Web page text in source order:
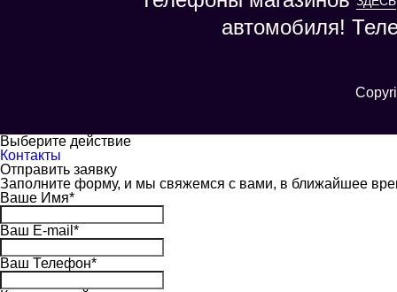
автомобиля!
Выберите действие
Контакты
Отправить заявку
Заполните форму, и мы свяжемся с вами, в ближайшее
Ваше Имя*
Ваш E-mail *
Ваш Телефон*